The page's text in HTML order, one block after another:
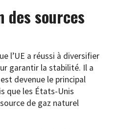
sources
l’UE a réussi à diversifier
garantir la stabilité. Il a
devenue le principal
que les États-Unis
de gaz naturel